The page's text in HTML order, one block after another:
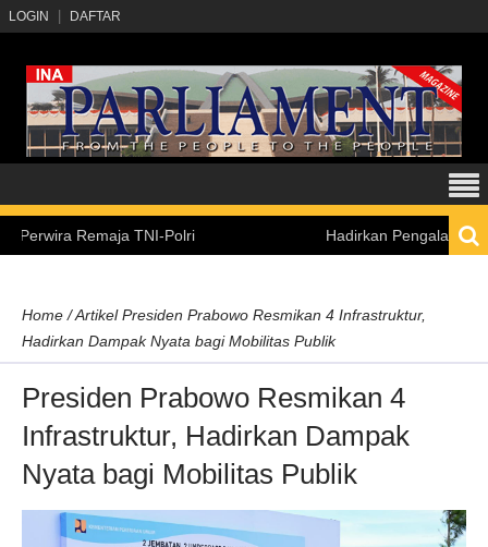
LOGIN DAFTAR
Remaja TNI-Polri Hadirkan Pengalaman Belajar
Home /Artikel Presiden Prabowo Resmikan 4 Infrastruktur,
Hadirkan Dampak Nyata bagi Mobilitas Publik
Presiden Prabowo Resmikan 4
Infrastruktur, Hadirkan Dampak
Nyata bagi Mobilitas Publik